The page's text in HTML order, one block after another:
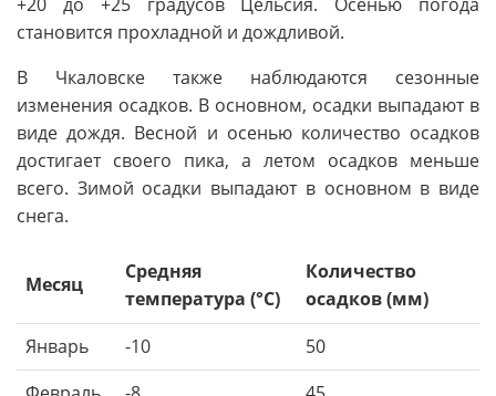
+20 до +25 градусов Цельсия. Осенью погода
становится прохладной и дождливой.
В Чкаловске также наблюдаются сезонные
изменения осадков. В основном, осадки выпадают в
виде дождя. Весной и осенью количество осадков
достигает своего пика, а летом осадков меньше
всего. Зимой осадки выпадают в основном в виде
снега.
Месяц
Средняя
температура (°C)
Количество
осадков (мм)
Январь
-10
50